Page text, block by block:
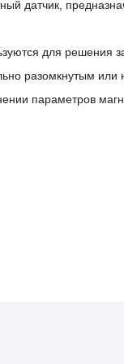
датчик,
для решения
разомкнутым или
параметров